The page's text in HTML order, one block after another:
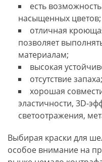
есть
насыщенных цветов;
отличная
позволяет
материалам;
высокая
отсутствие запаха;
хорошая
эластичности, 3D-
светоотражения,
Выбирая краски для
особое внимание на